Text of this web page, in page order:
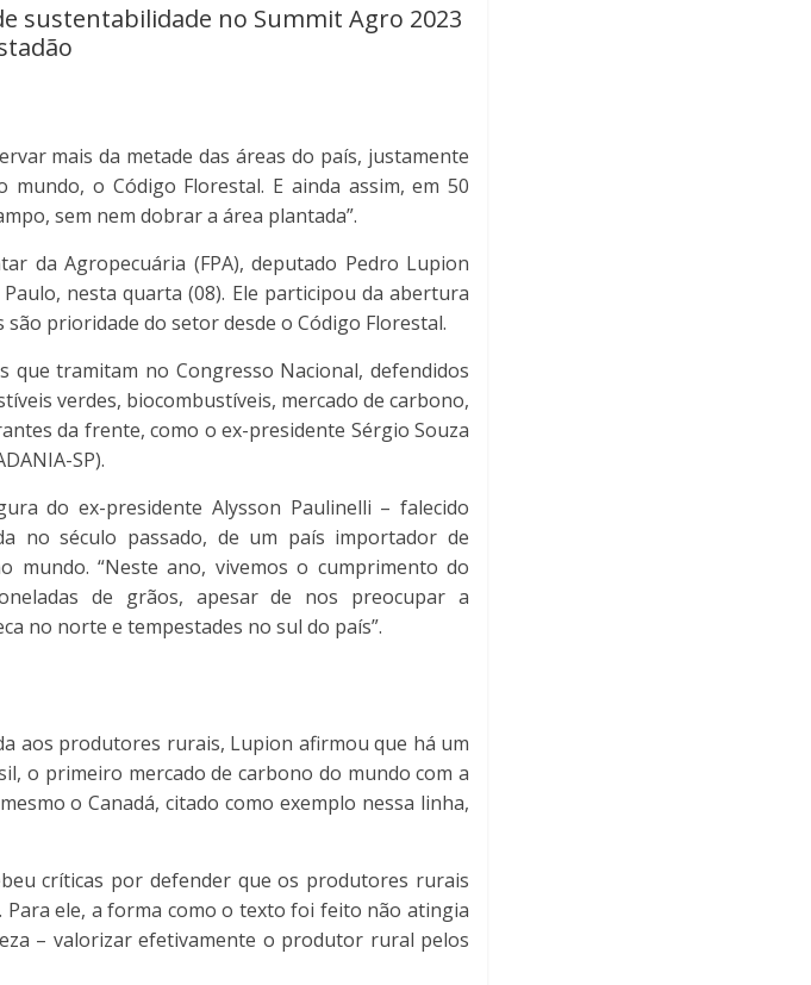
sustentabilidade no Summit Agro 2023
mais da metade das áreas do país, justamente
o Código Florestal. E ainda assim, em 50
sem nem dobrar a área plantada”.
da Agropecuária (FPA), deputado Pedro Lupion
nesta quarta (08). Ele participou da abertura
prioridade do setor desde o Código Florestal.
tramitam no Congresso Nacional, defendidos
verdes, biocombustíveis, mercado de carbono,
da frente, como o ex-presidente Sérgio Souza
SP).
do ex-presidente Alysson Paulinelli – falecido
no século passado, de um país importador de
mundo. “Neste ano, vivemos o cumprimento do
de grãos, apesar de nos preocupar a
no norte e tempestades no sul do país”.
aos produtores rurais, Lupion afirmou que há um
o primeiro mercado de carbono do mundo com a
o Canadá, citado como exemplo nessa linha,
críticas por defender que os produtores rurais
ele, a forma como o texto foi feito não atingia
– valorizar efetivamente o produtor rural pelos